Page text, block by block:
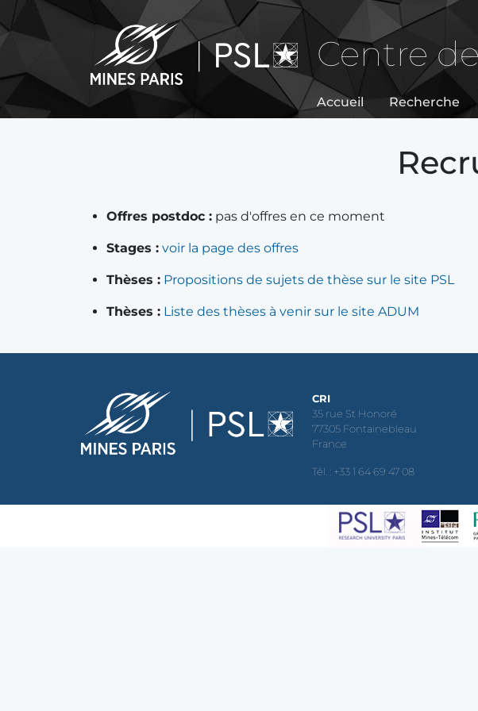
Centre
Accueil Recherche
Offres postdoc : pas d'offres en ce moment
Stages : voir la page des offres
Thèses : Propositions de sujets de thèse sur le site PSL
Thèses : Liste des thèses à venir sur le site ADUM
CRI
35 rue St Honoré
77305 Fontainebleau
France
Tél. : +33 1 64 69 47 08